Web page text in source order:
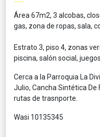
Área 67m2, 3 alcobas,
gas, zona de ropas, sala,
Estrato 3, piso 4, zonas
piscina, salón social,
Cerca a la Parroquia La
Julio, Cancha Sintética
rutas de trasnporte.
Wasi 10135345